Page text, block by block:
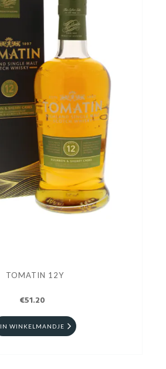
TOMATIN 12Y
€51.20
IN WINKELMANDJE